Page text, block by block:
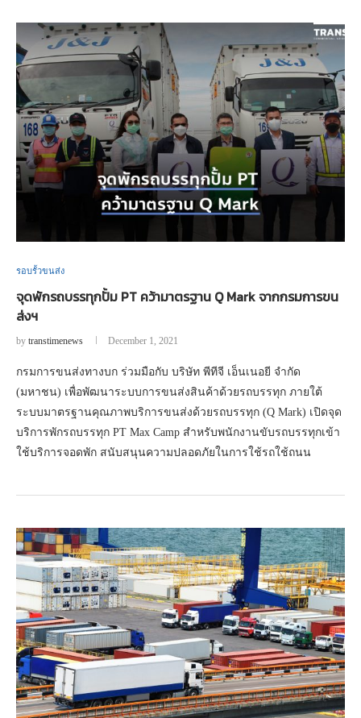
รอบรั้วขนส่ง
จุดพักรถบรรทุกปั้ม PT คว้ามาตรฐาน Q Mark จากกรมการขน
ส่งฯ
by transtimenews December 1, 2021
กรมการขนส่งทางบก ร่วมมือกับ บริษัท พีทีจี เอ็นเนอยี จำกัด
(มหาชน) เพื่อพัฒนาระบบการขนส่งสินค้าด้วยรถบรรทุก ภายใต้
ระบบมาตรฐานคุณภาพบริการขนส่งด้วยรถบรรทุก (Q Mark) เปิดจุด
บริการพักรถบรรทุก PT Max Camp สำหรับพนักงานขับรถบรรทุกเข้า
ใช้บริการจอดพัก สนับสนุนความปลอดภัยในการใช้รถใช้ถนน